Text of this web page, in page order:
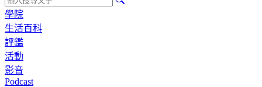
學院
生活百科
評鑑
活動
影音
Podcast